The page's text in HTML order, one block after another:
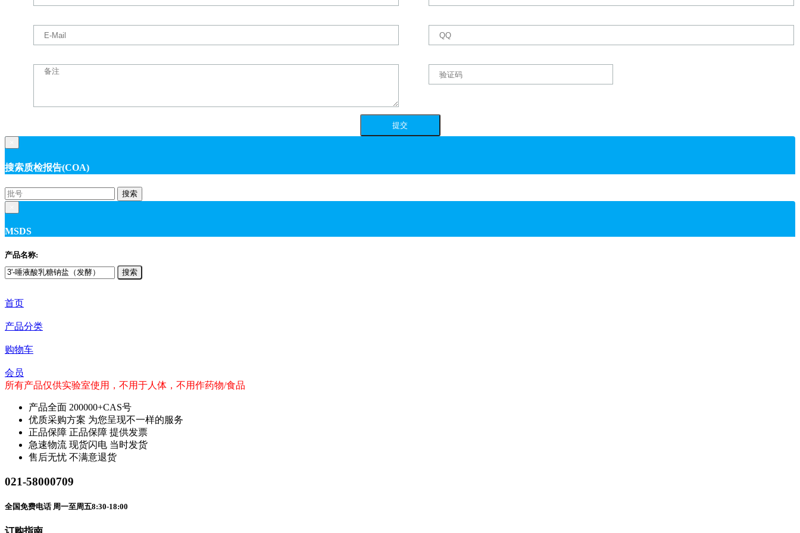
搜索质检报告(COA)
搜索
MSDS
产品名称:
搜索
首页
产品分类
购物车
会员
所有产品仅供实验室使用，不用于人体，不用作药物/食品
产品全面 200000+CAS号
优质采购方案 为您呈现不一样的服务
正品保障 正品保障 提供发票
急速物流 现货闪电 当时发货
售后无忧 不满意退货
021-58000709
全国免费电话 周一至周五8:30-18:00